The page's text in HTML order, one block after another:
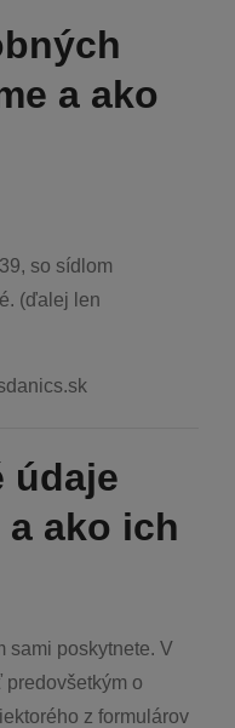
a ako
so sídlom
(ďalej len
údaje
ako ich
sami poskytnete. V
o
z formulárov